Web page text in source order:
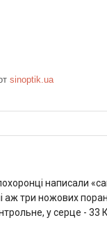
sinoptik.ua
написали
аж три ножових
у серце - 33